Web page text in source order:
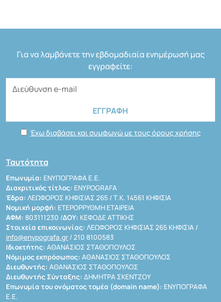
Για να λαμβάνετε την εβδομαδιαία ενημέρωσή μας
εγγραφείτε:
Έχω διαβάσει και συμφωνώ με τους όρους χρήσης
Ταυτότητα
Επωνυμία: ΕΝΥΠΟΓΡΑΦΑ Ε.Ε.
Διακριτικός τίτλος: ENYPOGRAFA
Έδρα: ΛΕΩΦΟΡΟΣ ΚΗΦΙΣΙΑΣ 265 / Τ.Κ. 14561 ΚΗΦΙΣΙΑ
Νομική μορφή: ΕΤΕΡΟΡΡΥΘΜΗ ΕΤΑΙΡΕΙΑ
ΑΦΜ: 803111230 /ΔΟΥ: ΚΕΦΟΔΕ ΑΤΤΙΚΗΣ
Στοιχεία επικοινωνίας: ΛΕΩΦΟΡΟΣ ΚΗΦΙΣΙΑΣ 265 ΚΗΦΙΣΙΑ /
info@enypografa.gr / 210 8100583
Ιδιοκτήτης: ΑΘΑΝΑΣΙΟΣ ΣΤΑΘΟΠΟΥΛΟΣ
Νόμιμος εκπρόσωπος: ΑΘΑΝΑΣΙΟΣ ΣΤΑΘΟΠΟΥΛΟΣ
Διευθυντής: ΑΘΑΝΑΣΙΟΣ ΣΤΑΘΟΠΟΥΛΟΣ
Διευθυντής Σύνταξης: ΔΗΜΗΤΡΑ ΣΚΕΝΤΖΟΥ
Επωνυμία του ονόματος τομέα (domain name): ΕΝΥΠΟΓΡΑΦΑ
Ε.Ε.